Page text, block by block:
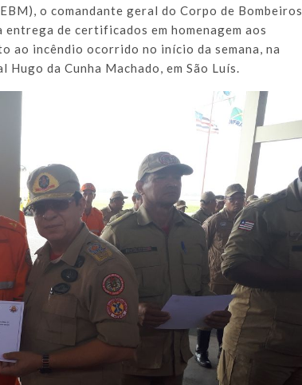
o comandante geral do Corpo de Bombeiros
de certificados em homenagem aos
ao incêndio ocorrido no início da semana, na
da Cunha Machado, em São Luís.